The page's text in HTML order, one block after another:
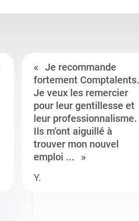
Je recommande
fortement Comptalents.
Je veux les remercier
pour leur gentillesse et
leur professionnalisme.
Ils m’ont aiguillé à
trouver mon nouvel
emploi ...
Y.